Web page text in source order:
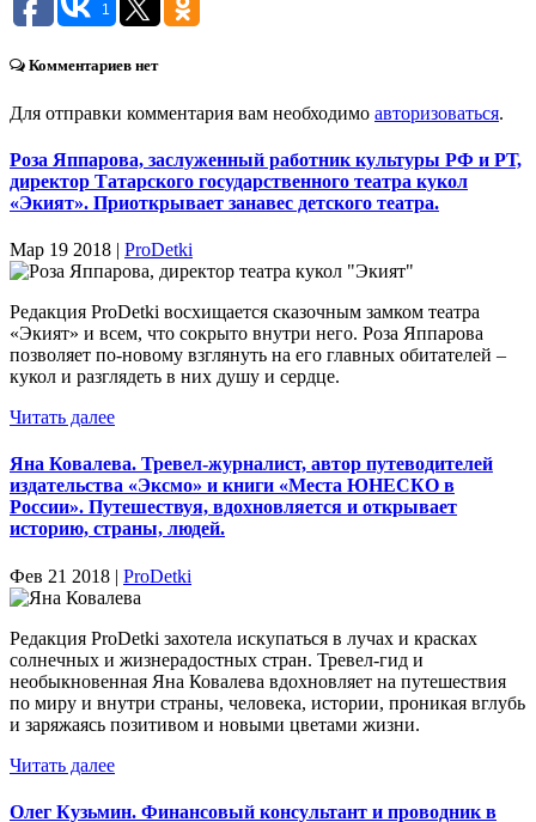
1
Комментариев нет
Для отправки комментария вам необходимо авторизоваться.
Роза Яппарова, заслуженный работник культуры РФ и РТ,
директор Татарского государственного театра кукол
«Экият». Приоткрывает занавес детского театра.
Мар 19 2018 | ProDetki
Редакция ProDetki восхищается сказочным замком театра
«Экият» и всем, что сокрыто внутри него. Роза Яппарова
позволяет по-новому взглянуть на его главных обитателей –
кукол и разглядеть в них душу и сердце.
Читать далее
Яна Ковалева. Тревел-журналист, автор путеводителей
издательства «Эксмо» и книги «Места ЮНЕСКО в
России». Путешествуя, вдохновляется и открывает
историю, страны, людей.
Фев 21 2018 | ProDetki
Редакция ProDetki захотела искупаться в лучах и красках
солнечных и жизнерадостных стран. Тревел-гид и
необыкновенная Яна Ковалева вдохновляет на путешествия
по миру и внутри страны, человека, истории, проникая вглубь
и заряжаясь позитивом и новыми цветами жизни.
Читать далее
Олег Кузьмин. Финансовый консультант и проводник в